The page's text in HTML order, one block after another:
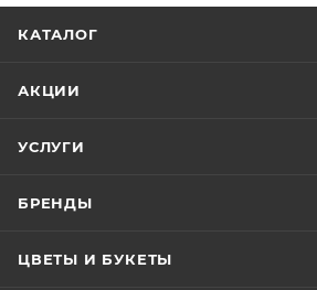
КАТАЛОГ
АКЦИИ
УСЛУГИ
БРЕНДЫ
ЦВЕТЫ И БУКЕТЫ